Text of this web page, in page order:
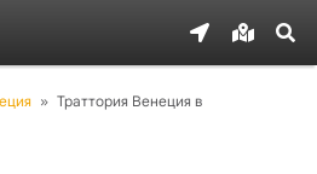
» Траттория Венеция в